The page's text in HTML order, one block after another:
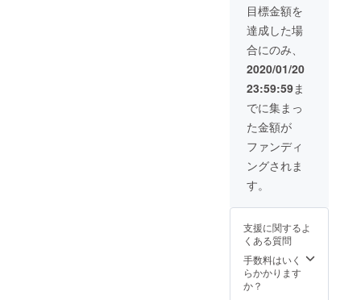
合わせ
くださ
い
project.
v.u.sers
.com
料をご
提出く
ださ
い。 ※
備考欄
にてど
のよう
なもの
を出展
するか
ご記入
くださ
い。 ※
ござい
ら下記
メール
アドレ
スにて
出展ス
ペース
・シー
ド布教
枠 ・ポ
スター
など、
メイン
ビジュ
アルへ
のお名
前記載
※PDF形
ルアド
ビブリ
オバト
ル用の
資料と
ご自身
目標金額を
達成した場
合にのみ、
2020/01/20
23:59:59ま
でに集まっ
た金額が
ファンディ
ングされま
す。
支援に関するよ
くある質問
手数料はいく
らかかります
か？